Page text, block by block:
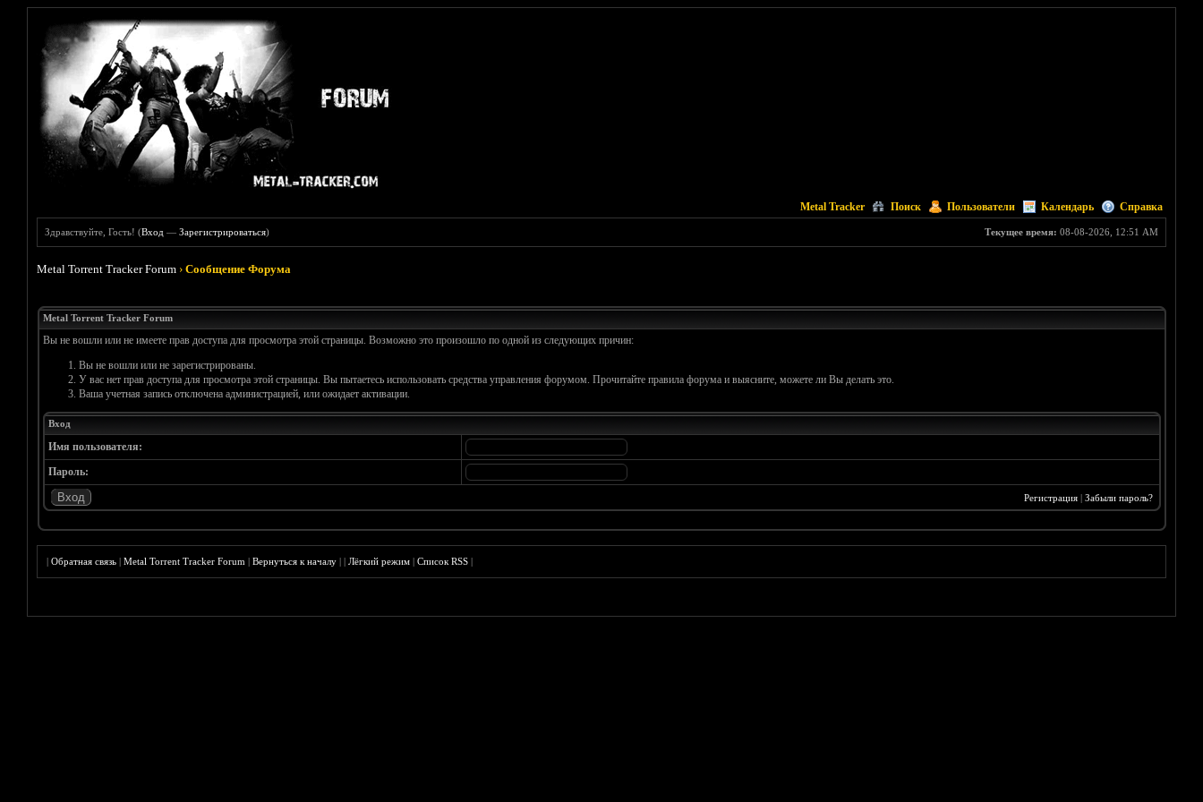
Metal Tracker Поиск Пользователи Календарь Справка
Текущее время: 08-08-2026, 12:51 AM
Здравствуйте, Гость! (Вход —Зарегистрироваться)
Metal Torrent Tracker Forum ›Сообщение Форума
Metal Torrent Tracker Forum
Вы не вошли или не имеете прав доступа для просмотра этой страницы. Возможно это произошло по одной из следующих причин:
Вы не вошли или не зарегистрированы.
У вас нет прав доступа для просмотра этой страницы. Вы пытаетесь использовать средства управления форумом. Прочитайте правила форума и выясните, можете ли Вы делать это.
Ваша учетная запись отключена администрацией, или ожидает активации.
Вход
Имя пользователя:
Пароль:
Регистрация| Забыли пароль?
|Обратная связь |Metal Torrent Tracker Forum |Вернуться к началу ||Лёгкий режим |Список RSS |